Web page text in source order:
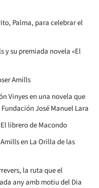
Palma, para celebrar el
y su premiada novela «El
Amills
Vinyes en una novela que
José Manuel Lara
librero de Macondo
en La Orilla de las
la ruta que el
any amb motiu del Dia